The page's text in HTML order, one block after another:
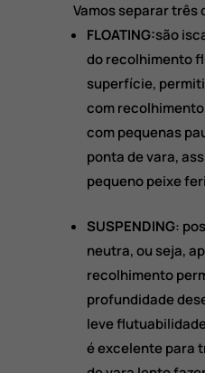
Vamos separar três
FLOATING:são
do recolhimento
superfície,
com
com pequenas
ponta de vara,
pequeno peixe
SUSPENDING:
neutra, ou seja,
recolhimento
profundidade
leve
é excelente para